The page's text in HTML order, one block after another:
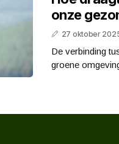
onze
27 oktober
De verbinding
groene